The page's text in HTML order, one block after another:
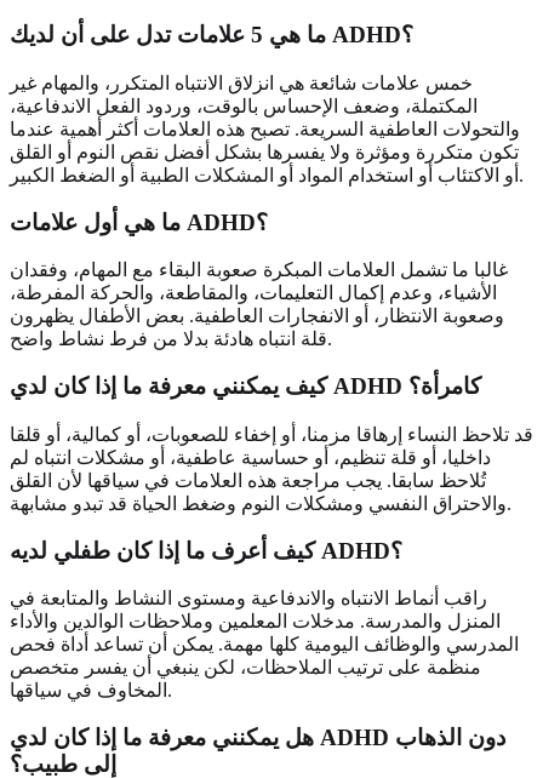
ما هي 5 علامات تدل على أن لديك ADHD؟
خمس علامات شائعة هي انزلاق الانتباه المتكرر، والمهام غير
المكتملة، وضعف الإحساس بالوقت، وردود الفعل الاندفاعية،
والتحولات العاطفية السريعة. تصبح هذه العلامات أكثر أهمية عندما
تكون متكررة ومؤثرة ولا يفسرها بشكل أفضل نقص النوم أو القلق
أو الاكتئاب أو استخدام المواد أو المشكلات الطبية أو الضغط الكبير.
ما هي أول علامات ADHD؟
غالبا ما تشمل العلامات المبكرة صعوبة البقاء مع المهام، وفقدان
الأشياء، وعدم إكمال التعليمات، والمقاطعة، والحركة المفرطة،
وصعوبة الانتظار، أو الانفجارات العاطفية. بعض الأطفال يظهرون
قلة انتباه هادئة بدلا من فرط نشاط واضح.
كيف يمكنني معرفة ما إذا كان لدي ADHD كامرأة؟
قد تلاحظ النساء إرهاقا مزمنا، أو إخفاء للصعوبات، أو كمالية، أو قلقا
داخليا، أو قلة تنظيم، أو حساسية عاطفية، أو مشكلات انتباه لم
تُلاحظ سابقا. يجب مراجعة هذه العلامات في سياقها لأن القلق
والاحتراق النفسي ومشكلات النوم وضغط الحياة قد تبدو مشابهة.
كيف أعرف ما إذا كان طفلي لديه ADHD؟
راقب أنماط الانتباه والاندفاعية ومستوى النشاط والمتابعة في
المنزل والمدرسة. مدخلات المعلمين وملاحظات الوالدين والأداء
المدرسي والوظائف اليومية كلها مهمة. يمكن أن تساعد أداة فحص
منظمة على ترتيب الملاحظات، لكن ينبغي أن يفسر متخصص
المخاوف في سياقها.
هل يمكنني معرفة ما إذا كان لدي ADHD دون الذهاب
إلى طبيب؟